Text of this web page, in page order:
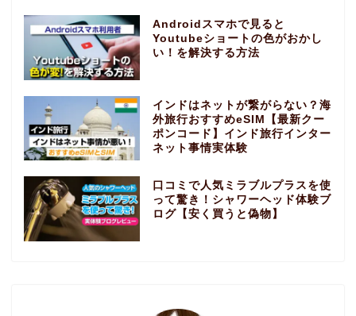
Androidスマホで見ると
Youtubeショートの色がおかし
い！を解決する方法
インドはネットが繋がらない？海
外旅行おすすめeSIM【最新クー
ポンコード】インド旅行インター
ネット事情実体験
口コミで人気ミラブルプラスを使
って驚き！シャワーヘッド体験ブ
ログ【安く買うと偽物】